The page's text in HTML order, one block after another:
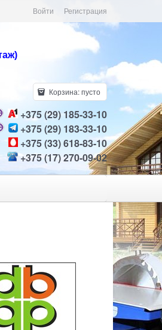
Войти
Регистрация
Корзина:пусто
+375 (29) 185-33-10
+375 (29) 183-33-10
+375 (33) 618-83-10
+375 (17) 270-09-02